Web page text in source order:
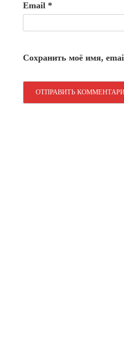
Email *
Сохранить моё имя,